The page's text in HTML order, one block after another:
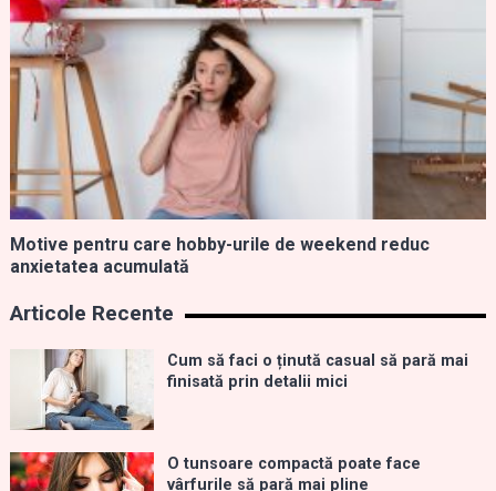
Motive pentru care hobby-urile de weekend reduc
anxietatea acumulată
Articole Recente
Cum să faci o ținută casual să pară mai
finisată prin detalii mici
O tunsoare compactă poate face
vârfurile să pară mai pline